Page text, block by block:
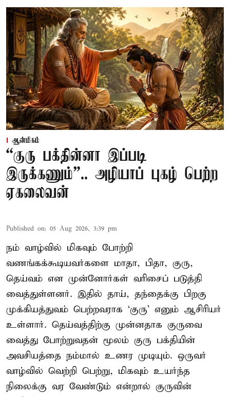
ஆன்மிகம்
“குரு பக்தின்னா இப்படி
இருக்கணும்”.. அழியாப் புகழ் பெற்ற
ஏகலைவன்
Published on: 05 Aug 2026, 3:39 pm
நம் வாழ்வில் மிகவும் போற்றி
வணங்கக்கூடியவர்களை மாதா, பிதா, குரு,
தெய்வம் என முன்னோர்கள் வரிசைப் படுத்தி
வைத்துள்ளனர். இதில் தாய், தந்தைக்கு பிறகு
முக்கியத்துவம் பெற்றவராக ‘குரு’ எனும் ஆசிரியர்
உள்ளார். தெய்வத்திற்கு முன்னதாக குருவை
வைத்து போற்றுவதன் மூலம் குரு பக்தியின்
அவசியத்தை நம்மால் உணர முடியும். ஒருவர்
வாழ்வில் வெற்றி பெற்று, மிகவும் உயர்ந்த
நிலைக்கு வர வேண்டும் என்றால் குருவின்